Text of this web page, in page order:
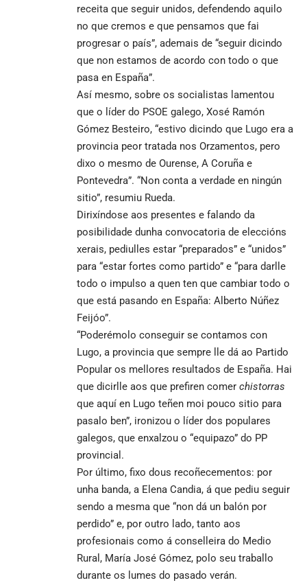
receita que seguir unidos, defendendo aquilo
no que cremos e que pensamos que fai
progresar o país”, ademais de “seguir dicindo
que non estamos de acordo con todo o que
pasa en España”.
Así mesmo, sobre os socialistas lamentou
que o líder do PSOE galego, Xosé Ramón
Gómez Besteiro, “estivo dicindo que Lugo era a
provincia peor tratada nos Orzamentos, pero
dixo o mesmo de Ourense, A Coruña e
Pontevedra”. “Non conta a verdade en ningún
sitio”, resumiu Rueda.
Dirixíndose aos presentes e falando da
posibilidade dunha convocatoria de eleccións
xerais, pediulles estar “preparados” e “unidos”
para “estar fortes como partido” e “para darlle
todo o impulso a quen ten que cambiar todo o
que está pasando en España: Alberto Núñez
Feijóo”.
“Poderémolo conseguir se contamos con
Lugo, a provincia que sempre lle dá ao Partido
Popular os mellores resultados de España. Hai
que dicirlle aos que prefiren comer chistorras
que aquí en Lugo teñen moi pouco sitio para
pasalo ben”, ironizou o líder dos populares
galegos, que enxalzou o “equipazo” do PP
provincial.
Por último, fixo dous recoñecementos: por
unha banda, a Elena Candia, á que pediu seguir
sendo a mesma que “non dá un balón por
perdido” e, por outro lado, tanto aos
profesionais como á conselleira do Medio
Rural, María José Gómez, polo seu traballo
durante os lumes do pasado verán.